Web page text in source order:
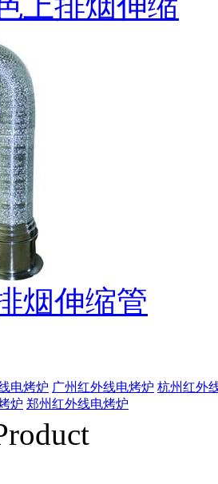
烟伸缩管
电烤炉 广州红外线电烤炉 杭州红外
炉 郑州红外线电烤炉